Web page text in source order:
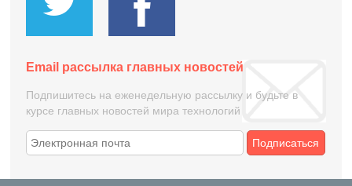
Email рассылка главных новостей
Подпишитесь на еженедельную рассылку и будьте в
курсе главных новостей мира технологий
Подписаться